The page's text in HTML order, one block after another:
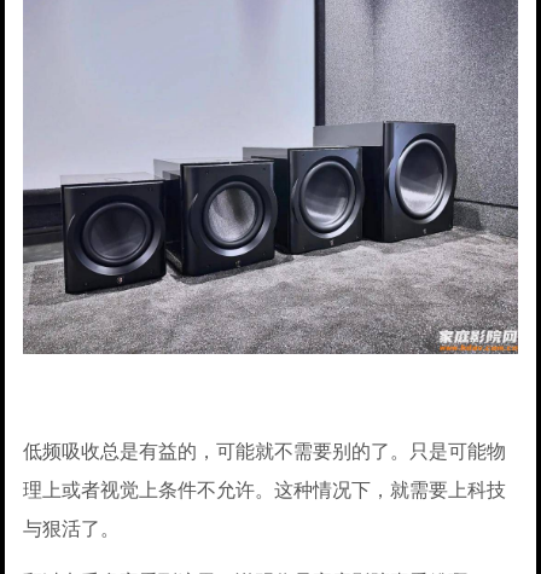
低频吸收总是有益的，可能就不需要别的了。只是可能物
理上或者视觉上条件不允许。这种情况下，就需要上科技
与狠活了。